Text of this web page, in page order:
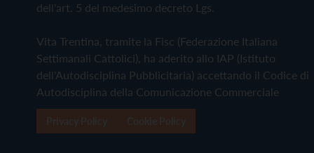
dell'art. 5 del medesimo decreto Lgs.
Vita Trentina, tramite la Fisc (Federazione Italiana
Settimanali Cattolici), ha aderito allo IAP (Istituto
dell'Autodisciplina Pubblicitaria) accettando il Codice di
Autodisciplina della Comunicazione Commerciale